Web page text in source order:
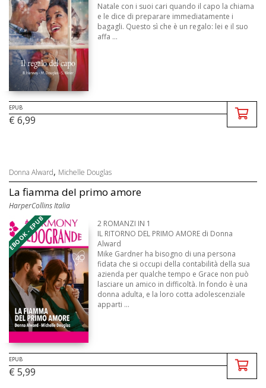
Natale con i suoi cari quando il capo la chiama
e le dice di preparare immediatamente i
bagagli. Questo sì che è un regalo: lei e il suo
affa ...
EPUB
€ 6,99
Donna Alward, Michelle Douglas
La fiamma del primo amore
HarperCollins Italia
EBOOK - EPUB
2 ROMANZI IN 1
IL RITORNO DEL PRIMO AMORE di Donna
Alward
Mike Gardner ha bisogno di una persona
fidata che si occupi della contabilità della sua
azienda per qualche tempo e Grace non può
lasciare un amico in difficoltà. In fondo è una
donna adulta, e la loro cotta adolescenziale
apparti ...
EPUB
€ 5,99